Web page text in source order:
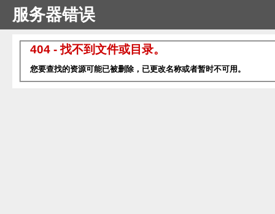
服务器错误
404 - 找不到文件或目录。
您要查找的资源可能已被删除，已更改名称或者暂时不可用。